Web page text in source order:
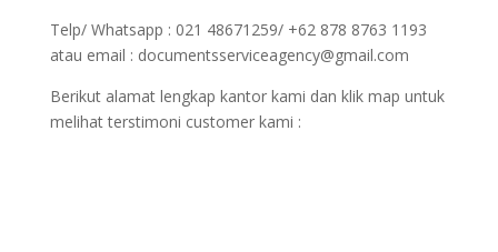
Telp/ Whatsapp : 021 48671259/ +62 878 8763 1193
atau email : documentsserviceagency@gmail.com
Berikut alamat lengkap kantor kami dan klik map untuk
melihat terstimoni customer kami :